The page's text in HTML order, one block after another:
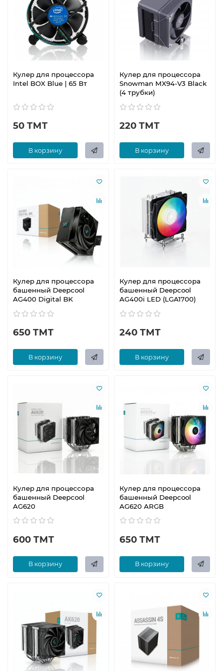
Кулер для процессора
Intel BOX Blue | 65 Вт
50 ТМТ
В корзину
Кулер для процессора
Snowman MX94-V3 Black
(4 трубки)
220 ТМТ
В корзину
Кулер для процессора
башенный Deepcool
AG400 Digital BK
650 ТМТ
В корзину
Кулер для процессора
башенный Deepcool
AG400i LED (LGA1700)
240 ТМТ
В корзину
Кулер для процессора
башенный Deepcool
AG620
600 ТМТ
В корзину
Кулер для процессора
башенный Deepcool
AG620 ARGB
650 ТМТ
В корзину